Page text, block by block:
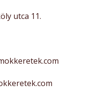
utca 11.